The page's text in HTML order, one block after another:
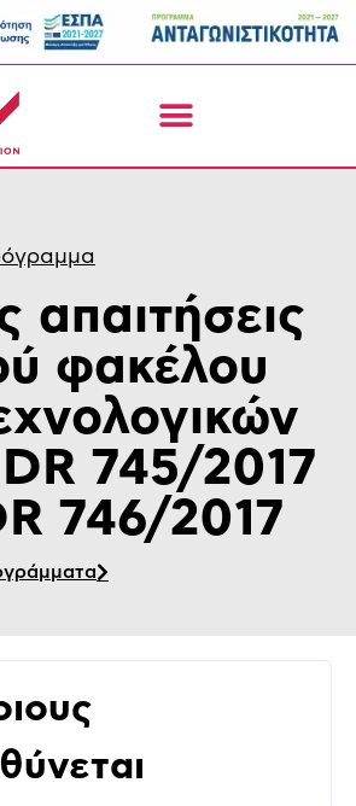
απαιτήσεις
φακέλου
745/2017
746/2017